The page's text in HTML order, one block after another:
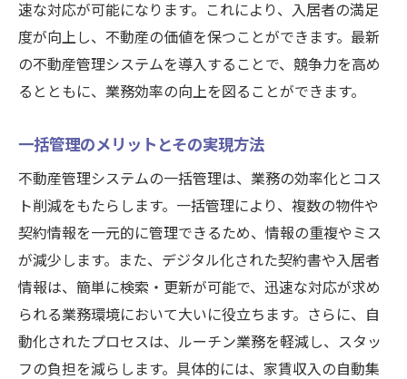
雑な業務を簡素化
煩雑な業務を簡素化するための具体的な方
自動化機能の導入事例
簡素化による時間とコストの削減
不動産管理業務の自動化の未来
自動化の進展とその影響
最先端の不動産管理システムで情報漏洩を防ぎ
つつ効率化を図る
情報漏洩対策を強化する最新技術
効率化とセキュリティの両立法
速な対応が可能になります。これにより、入居者の満足
度が向上し、不動産の価値を保つことができます。最新
の不動産管理システムを導入することで、競争力を高め
るとともに、業務効率の向上を図ることができます。
一括管理のメリットとその実現方法
不動産管理システムの一括管理は、業務の効率化とコス
ト削減をもたらします。一括管理により、複数の物件や
契約情報を一元的に管理できるため、情報の重複やミス
が減少します。また、デジタル化された契約書や入居者
情報は、簡単に検索・更新が可能で、迅速な対応が求め
られる業務環境において大いに役立ちます。さらに、自
動化されたプロセスは、ルーチン業務を軽減し、スタッ
フの負担を減らします。具体的には、家賃収入の自動集